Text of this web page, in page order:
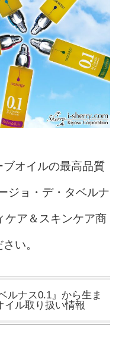
オイルの最高品質
ジョ・デ・タベルナ
ケア＆スキンケア商
い。
ルナス0.1』から生ま
イル取り扱い情報